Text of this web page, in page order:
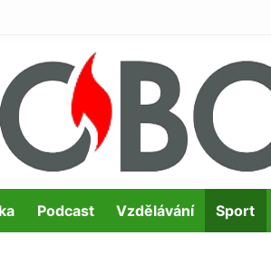
Podcast Vzdělávání Sport